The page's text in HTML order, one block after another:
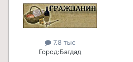
7.8 тыс
Город:Багдад